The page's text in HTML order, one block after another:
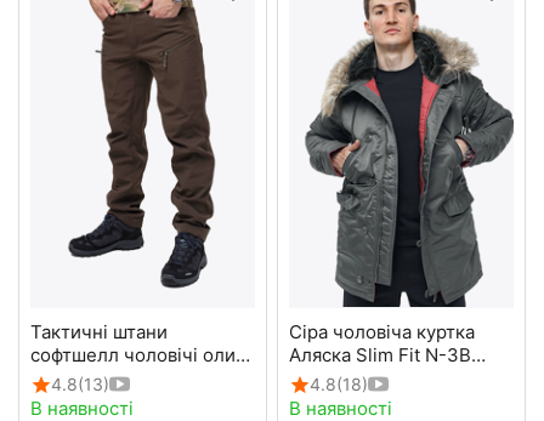
Тактичні штани
софтшелл чоловічі олива
Soft Shell Spartan Olive
4.8(13)
В наявності
Сіра чоловіча куртка
Аляска Slim Fit N-3B
Gray подовжена
4.8(18)
В наявності